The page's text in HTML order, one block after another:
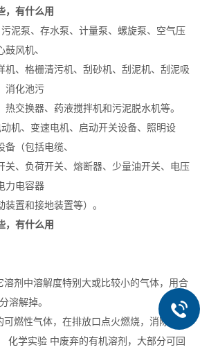
，有什么用
泥泵、存水泵、计量泵、螺旋泵、空气压
风机、
机、格栅清污机、刮砂机、刮泥机、刮泥吸
消化池污
交换器、药液搅拌机和污泥脱水机等。
机、变速电机、启动开关设备、照明设
（包括电缆、
关、负荷开关、熔断器、少量油开关、电压
力电容器
置和接地装置等）。
，有什么用
溶剂中溶解度特别大或比较小的气体，用合
溶解掉。
燃性气体，在排放口点火燃烧，消除污
化学实验 中废弃的有机溶剂，大部分可回